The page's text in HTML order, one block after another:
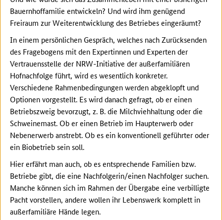
Bauernhoffamilie entwickeln? Und wird ihm genügend
Freiraum zur Weiterentwicklung des Betriebes eingeräumt?
In einem persönlichen Gespräch, welches nach Zurücksenden
des Fragebogens mit den Expertinnen und Experten der
Vertrauensstelle der NRW-Initiative der außerfamiliären
Hofnachfolge führt, wird es wesentlich konkreter.
Verschiedene Rahmenbedingungen werden abgeklopft und
Optionen vorgestellt. Es wird danach gefragt, ob er einen
Betriebszweig bevorzugt, z. B. die Milchviehhaltung oder die
Schweinemast. Ob er einen Betrieb im Haupterwerb oder
Nebenerwerb anstrebt. Ob es ein konventionell geführter oder
ein Biobetrieb sein soll.
Hier erfährt man auch, ob es entsprechende Familien bzw.
Betriebe gibt, die eine Nachfolgerin/einen Nachfolger suchen.
Manche können sich im Rahmen der Übergabe eine verbilligte
Pacht vorstellen, andere wollen ihr Lebenswerk komplett in
außerfamiliäre Hände legen.